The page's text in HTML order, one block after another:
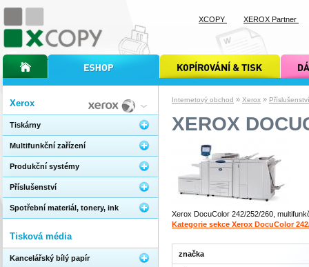
Internetový obchod » Xerox » Příslušenství
XEROX
Xerox DocuColor 242/252/260,
Kategorie sekce Xerox DocuColor
značka
Xerox
Tiskárny
Multifunkční zařízení
Produkční systémy
Příslušenství
Spotřební materiál, tonery, ink
Tisková média
Kancelářský bílý papír
úvodní stránka xcopyinternetový obchod xcopy kopírování a tisk xcopy dárkové
XCOPY XEROX Partner